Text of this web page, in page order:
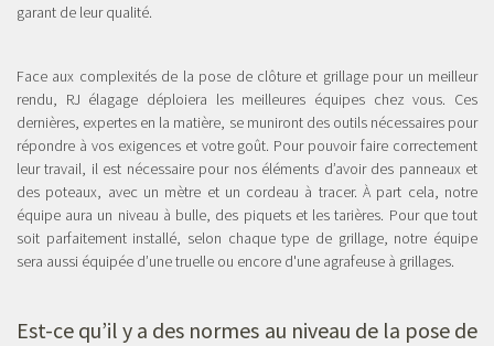
garant de leur qualité.
Face aux complexités de la pose de clôture et grillage pour un meilleur
rendu, RJ élagage déploiera les meilleures équipes chez vous. Ces
dernières, expertes en la matière, se muniront des outils nécessaires pour
répondre à vos exigences et votre goût. Pour pouvoir faire correctement
leur travail, il est nécessaire pour nos éléments d’avoir des panneaux et
des poteaux, avec un mètre et un cordeau à tracer. À part cela, notre
équipe aura un niveau à bulle, des piquets et les tarières. Pour que tout
soit parfaitement installé, selon chaque type de grillage, notre équipe
sera aussi équipée d’une truelle ou encore d'une agrafeuse à grillages.
Est-ce qu’il y a des normes au niveau de la pose de